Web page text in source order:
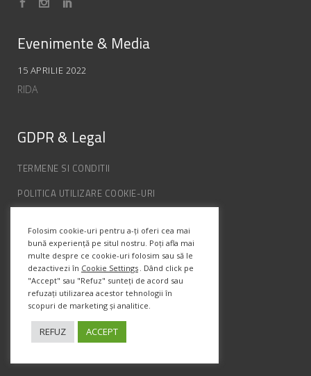
Evenimente & Media
15 APRILIE 2022
RIDA
GDPR & Legal
TERMENE SI CONDITII
POLITICA UTILIZARE COOKIE-URI
ANPC
Info Contact
Str. Semenic, Nr.1, Ap.5, Timisoara.
Telefon:(+4) 0747 066 701
Folosim cookie-uri pentru a-ți oferi cea mai
bună experiență pe situl nostru. Poți afla mai
multe despre ce cookie-uri folosim sau să le
dezactivezi în Cookie Settings . Dând click pe
"Accept" sau "Refuz" sunteți de acord sau
refuzați utilizarea acestor tehnologii în
scopuri de marketing și analitice.
REFUZ ACCEPT